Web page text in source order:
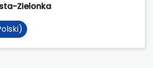
Zielonka